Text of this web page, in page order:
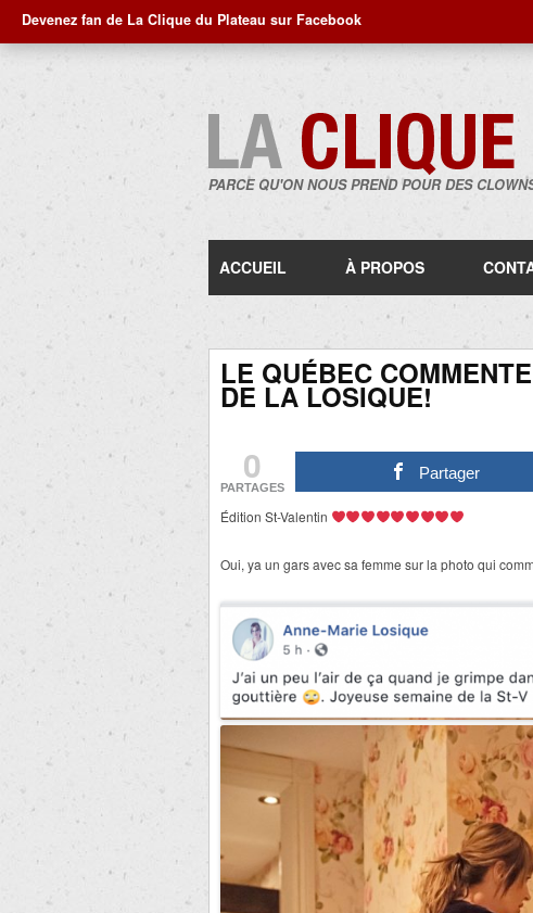
Devenez fan de La Clique du Plateau sur Facebook
PARCE QU'ON NOUS PREND POUR DES
ACCUEIL À PROPOS
LE QUÉBEC
DE LA LOSIQUE!
0
PARTAGES
Partager
Édition St-Valentin
Oui, ya un gars avec sa femme sur la photo qui